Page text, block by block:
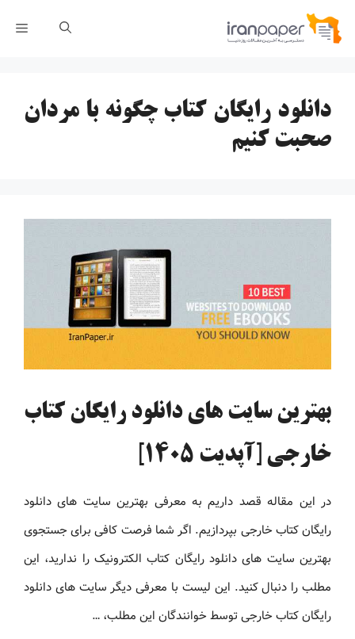
پرش
دانلود رایگان کتاب چگونه با مردان
صحبت کنیم
بهترین سایت های دانلود رایگان کتاب
خارجی [آپدیت 1405]
در این مقاله قصد داریم به معرفی بهترین سایت های دانلود
رایگان کتاب خارجی بپردازیم. اگر شما فرصت کافی برای جستجوی
بهترین سایت های دانلود رایگان کتاب الکترونیک را ندارید، این
مطلب را دنبال کنید. این لیست با معرفی دیگر سایت های دانلود
رایگان کتاب خارجی توسط خوانندگان این مطلب، …